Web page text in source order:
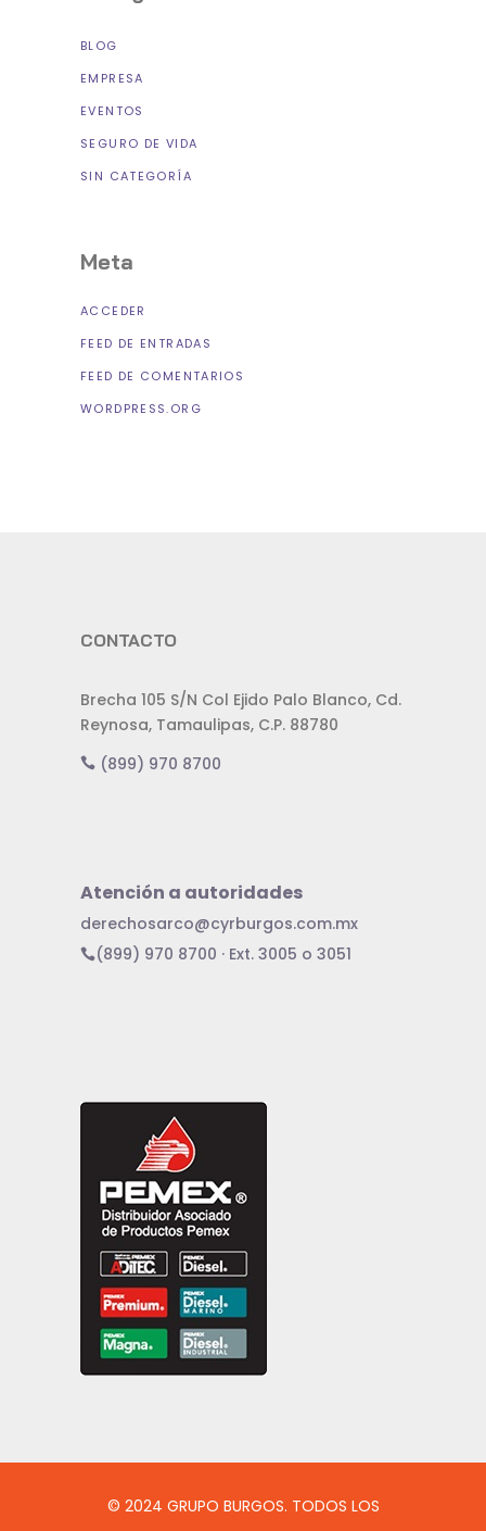
BLOG
EMPRESA
EVENTOS
SEGURO DE VIDA
SIN CATEGORÍA
Meta
ACCEDER
FEED DE ENTRADAS
FEED DE COMENTARIOS
WORDPRESS.ORG
CONTACTO
Brecha 105 S/N Col Ejido Palo Blanco, Cd.
Reynosa, Tamaulipas, C.P. 88780
(899) 970 8700
Atención a autoridades
derechosarco@cyrburgos.com.mx
(899) 970 8700 · Ext. 3005 o 3051
© 2024 GRUPO BURGOS. TODOS LOS